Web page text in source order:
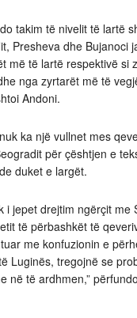
takim të nivelit të lartë
Presheva dhe Bujanoci
më të lartë respektivë si
nga zyrtarët më të
Andoni.
ka një vullnet mes
për çështjen e
duket e largët.
i jepet drejtim ngërçit me
të përbashkët të
me konfuzionin e
Luginës, tregojnë se
në të ardhmen,”